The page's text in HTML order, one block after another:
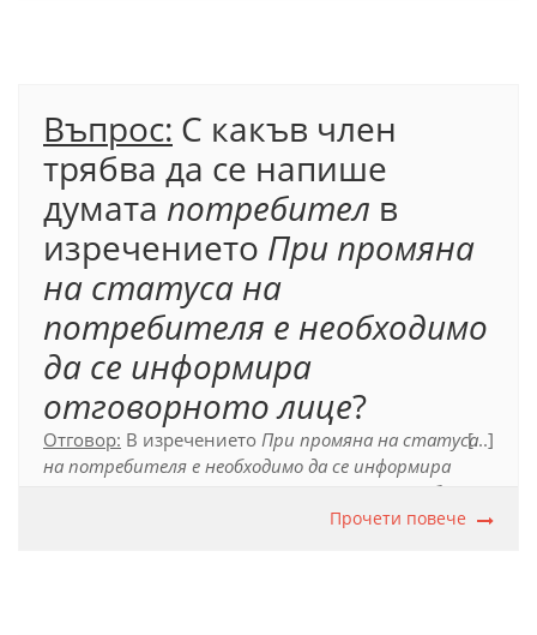
Въпрос: С какъв член
трябва да се напише
думата потребител в
изречението При промяна
на статуса на
потребителя е необходимо
да се информира
отговорното лице?
Отговор: В изречението При промяна на статуса
на потребителя е необходимо да се информира
потребител
трябва да се напише с кратък член, тъй като не е
[...]
Прочети повече